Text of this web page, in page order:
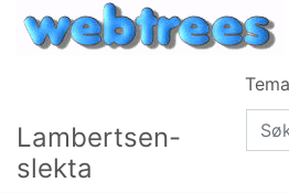
Lambertsen-
slekta
Søk
Tema